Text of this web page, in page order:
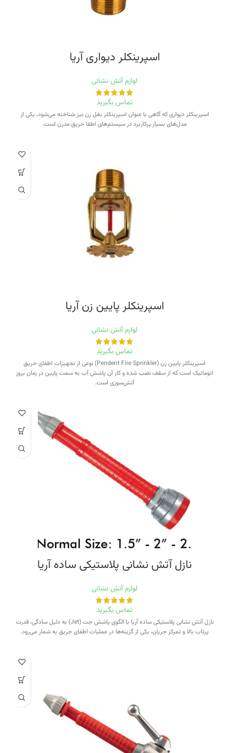
اسپرینکلر دیواری‭ ‬آریا
لوازم آتش نشانی
تماس بگیرید
اسپرینکلر دیواری که گاهی با عنوان اسپرینکلر بغل زن نیز شناخته می‌شود، یکی از
مدل‌های بسیار پرکاربرد در سیستم‌های اطفا حریق مدرن است.
اسپرینکلر پایین زن‭ ‬آریا
لوازم آتش نشانی
تماس بگیرید
اسپرینکلر پایین زن (Pendent Fire Sprinkler) نوعی از تجهیزات اطفای حریق
اتوماتیک است که از سقف نصب شده و کار آن پاشش آب به سمت پایین در زمان بروز
آتش‌سوزی است.
نازل آتش نشانی پلاستیکی ساده آریا
لوازم آتش نشانی
تماس بگیرید
نازل آتش نشانی پلاستیکی ساده آریا با الگوی پاشش جت (Jet) به دلیل سادگی، قدرت
پرتاب بالا و تمرکز جریان، یکی از گزینه‌ها در عملیات اطفای حریق به شمار می‌رود.